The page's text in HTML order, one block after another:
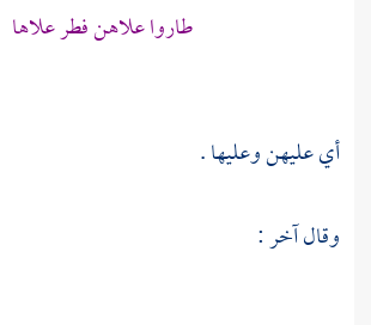
طاروا علاهن فطر علاها
أي عليهن وعليها .
وقال آخر :